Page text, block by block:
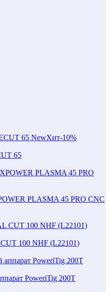
NewХит-10%
65
PLASMA 45 PRO CNC
100 NHF (L22101)
PoweriTig 200T